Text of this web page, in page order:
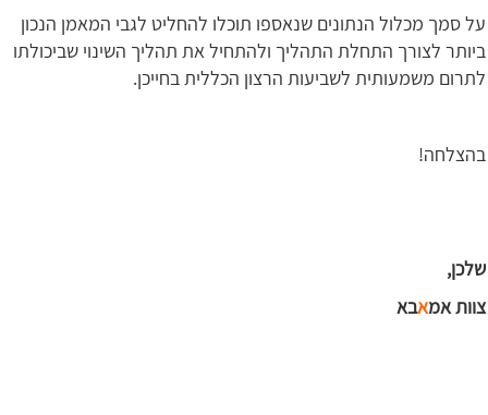
על סמך מכלול הנתונים שנאספו תוכלו להחליט לגבי המאמן הנכון
ביותר לצורך התחלת התהליך ולהתחיל את תהליך השינוי שביכולתו
לתרום משמעותית לשביעות הרצון הכללית בחייכן.
בהצלחה!
שלכן,
צוות אמאבא